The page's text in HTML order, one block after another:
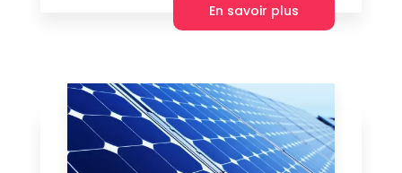
En savoir plus